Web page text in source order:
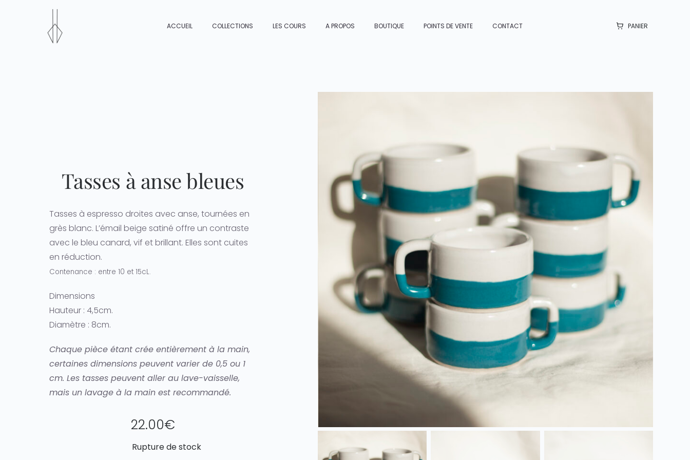
ACCUEIL COLLECTIONS LES COURS A PROPOS BOUTIQUE POINTS DE VENTE CONTACT PANIER
Tasses à anse bleues
Tasses à espresso droites avec anse, tournées en
grès blanc. L’émail beige satiné offre un contraste
avec le bleu canard, vif et brillant. Elles sont cuites
en réduction.
Contenance : entre 10 et 15cL.
Dimensions
Hauteur : 4,5cm.
Diamètre : 8cm.
Chaque pièce étant crée entièrement à la main,
certaines dimensions peuvent varier de 0,5 ou 1
cm. Les tasses peuvent aller au lave-vaisselle,
mais un lavage à la main est recommandé.
22.00€
Rupture de stock